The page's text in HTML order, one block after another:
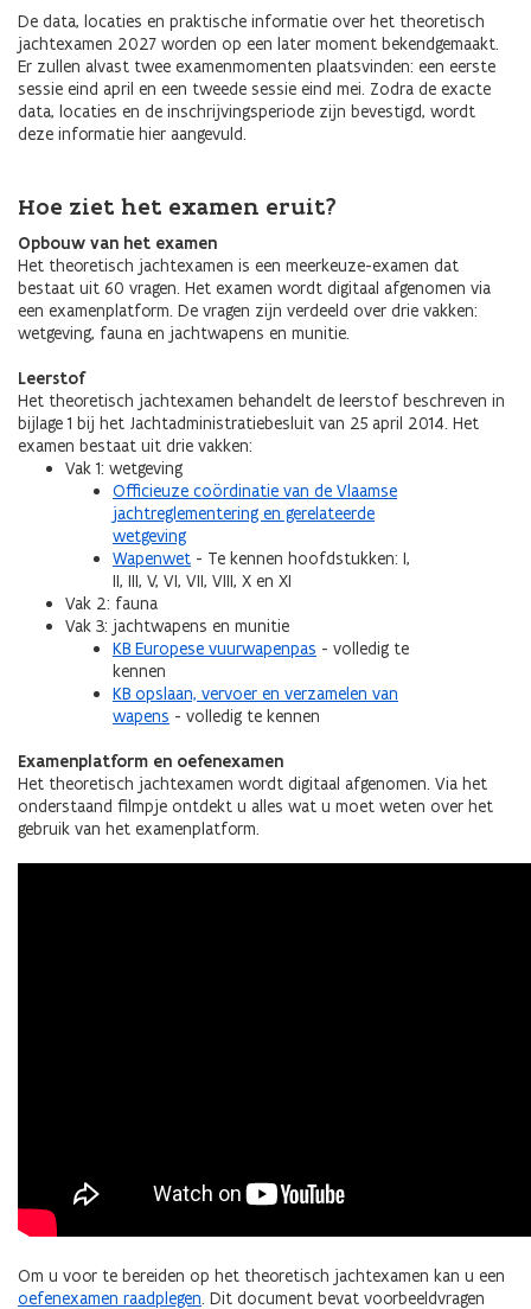
De data, locaties en praktische informatie over het theoretisch
jachtexamen 2027 worden op een later moment bekendgemaakt.
Er zullen alvast twee examenmomenten plaatsvinden: een eerste
sessie eind april en een tweede sessie eind mei. Zodra de exacte
data, locaties en de inschrijvingsperiode zijn bevestigd, wordt
deze informatie hier aangevuld.
Hoe ziet het examen eruit?
Opbouw van het examen
Het theoretisch jachtexamen is een meerkeuze-examen dat
bestaat uit 60 vragen. Het examen wordt digitaal afgenomen via
een examenplatform. De vragen zijn verdeeld over drie vakken:
wetgeving, fauna en jachtwapens en munitie.
Leerstof
Het theoretisch jachtexamen behandelt de leerstof beschreven in
bijlage 1 bij het Jachtadministratiebesluit van 25 april 2014. Het
examen bestaat uit drie vakken:
Vak 1: wetgeving
Officieuze coördinatie van de Vlaamse
jachtreglementering en gerelateerde
wetgeving
Wapenwet - Te kennen hoofdstukken: I,
II, III, V, VI, VII, VIII, X en XI
Vak 2: fauna
Vak 3: jachtwapens en munitie
KB Europese vuurwapenpas - volledig te
kennen
KB opslaan, vervoer en verzamelen van
wapens - volledig te kennen
Examenplatform en oefenexamen
Het theoretisch jachtexamen wordt digitaal afgenomen. Via het
onderstaand filmpje ontdekt u alles wat u moet weten over het
gebruik van het examenplatform.
Om u voor te bereiden op het theoretisch jachtexamen kan u een
oefenexamen raadplegen. Dit document bevat voorbeeldvragen